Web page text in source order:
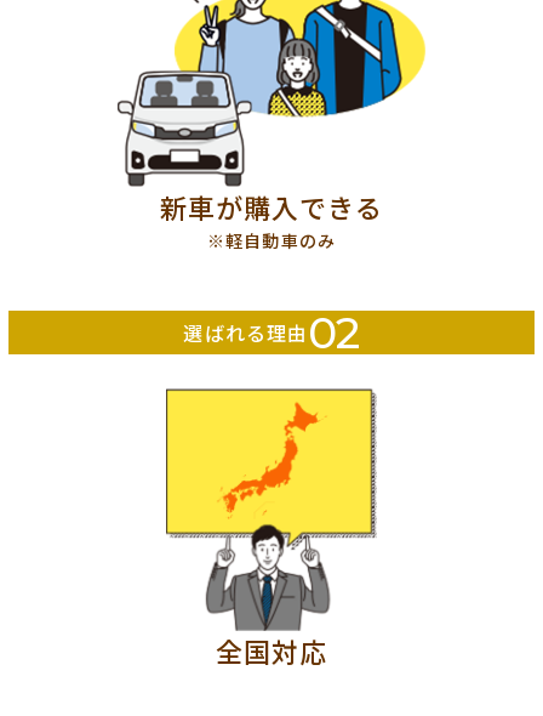
新車が購入できる
※軽自動車のみ
選ばれる理由 02
全国対応